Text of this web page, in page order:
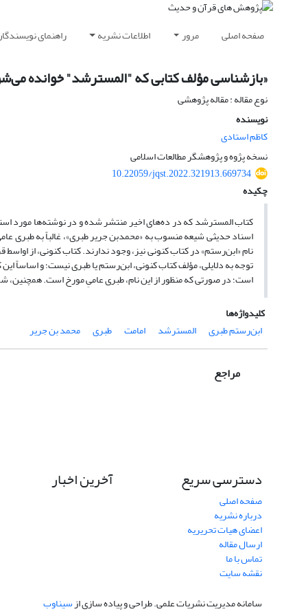
صفحه اصلی مرور اطلاعات نشریه راهنمای
«بازشناسی مؤلف کتابی که "المسترشد" خوانده
نوع مقاله : مقاله پژوهشی
نویسنده
کاظم استادی
نسخه پژوه و پژوهشگر مطالعات اسلامی
10.22059/jqst.2022.321913.669734
چکیده
کتاب المسترشد که در ده‌های اخیر منتشر شده و در نوشته‌ها مورد
توجه به دلایلی، مؤلف کتاب کنونی، ابن‌رستم یا طبری نیست؛ و اساساً
است؛ در صورتی که منظور از این نام، طبری عامیِ مورخ است.
کلیدواژه‌ها
ابن‌رستم طبری
المسترشد امامت طبری محمد بن جریر
مراجع
دسترسی سریع
صفحه اصلی
درباره نشریه
اعضای هیات تحریریه
ارسال مقاله
تماس با ما
نقشه سایت
آخرین اخبار
سامانه مدیریت نشریات علمی.طراحی و پیاده سازی ازسیناوب